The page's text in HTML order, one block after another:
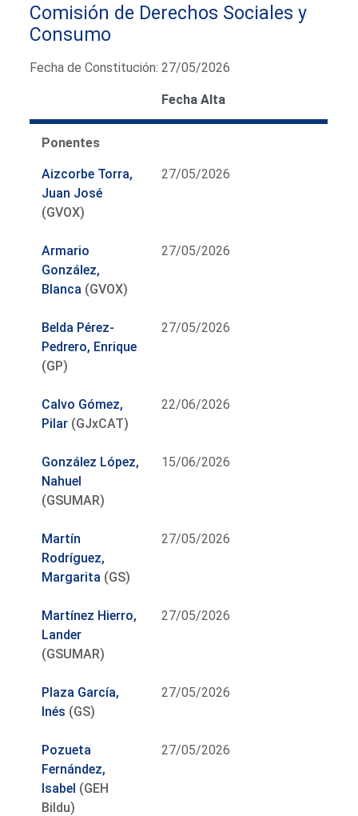
Comisión de Derechos Sociales y
Consumo
Fecha de Constitución: 27/05/2026
Fecha Alta
Ponentes
Aizcorbe Torra,
Juan José
(GVOX)
27/05/2026
Armario
González,
Blanca (GVOX)
27/05/2026
Belda Pérez-
Pedrero, Enrique
(GP)
27/05/2026
Calvo Gómez,
Pilar (GJxCAT)
22/06/2026
González López,
Nahuel
(GSUMAR)
15/06/2026
Martín
Rodríguez,
Margarita (GS)
27/05/2026
Martínez Hierro,
Lander
(GSUMAR)
27/05/2026
Plaza García,
Inés (GS)
27/05/2026
Pozueta
Fernández,
Isabel (GEH
Bildu)
27/05/2026